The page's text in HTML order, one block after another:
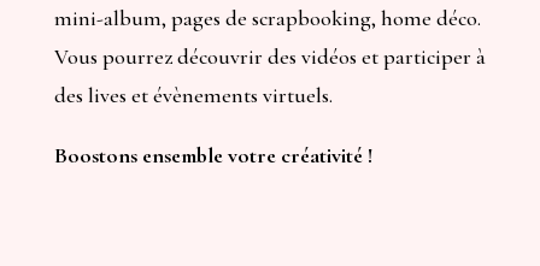
mini-album, pages de scrapbooking, home déco.
Vous pourrez découvrir des vidéos et participer à
des lives et évènements virtuels.
Boostons ensemble votre créativité !